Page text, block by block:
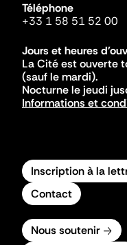
Téléphone
+33 1 58 51 52 00
Jours et heures
La Cité est ouverte
(sauf le mardi).
Nocturne le jeudi
Informations et
Inscription à la
Contact
Nous soutenir